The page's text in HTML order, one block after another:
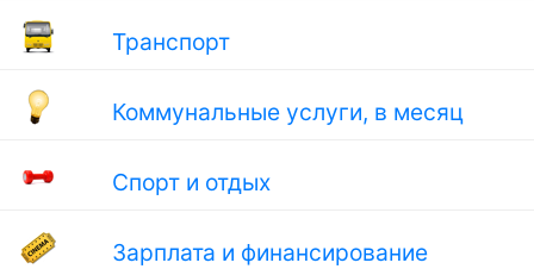
Транспорт
Коммунальные услуги, в месяц
Спорт и отдых
Зарплата и финансирование